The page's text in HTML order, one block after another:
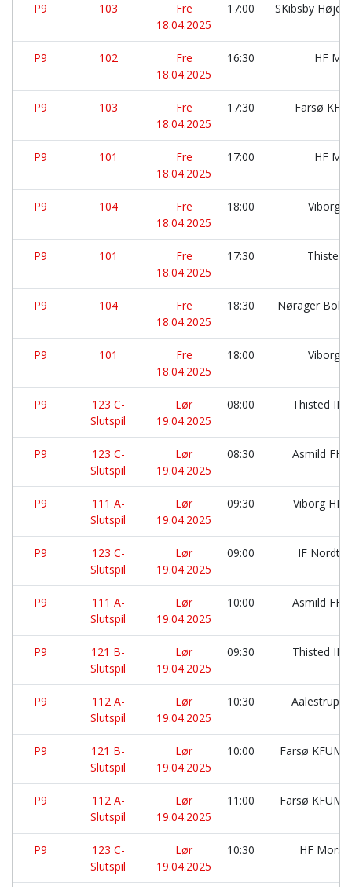
P9 103
Fre
18.04.2025
17:00 SKibsby
P9 102
Fre
18.04.2025
16:30 HF
P9 103
Fre
18.04.2025
17:30 Farsø
P9 101
Fre
18.04.2025
17:00 HF
P9 104
Fre
18.04.2025
18:00 Viborg
P9 101
Fre
18.04.2025
17:30 Thisted
P9 104
Fre
18.04.2025
18:30 Nørager
P9 101
Fre
18.04.2025
18:00 Viborg
P9
123 C-
Slutspil
Lør
19.04.2025
08:00 Thisted
P9
123 C-
Slutspil
Lør
19.04.2025
08:30 Asmild
P9
111 A-
Slutspil
Lør
19.04.2025
09:30 Viborg
P9
123 C-
Slutspil
Lør
19.04.2025
09:00 IF
P9
111 A-
Slutspil
Lør
19.04.2025
10:00 Asmild
P9
121 B-
Slutspil
Lør
19.04.2025
09:30 Thisted
P9
112 A-
Slutspil
Lør
19.04.2025
10:30 Aalestrup
P9
121 B-
Slutspil
Lør
19.04.2025
10:00 Farsø
P9
112 A-
Slutspil
Lør
19.04.2025
11:00 Farsø
P9
123 C-
Slutspil
Lør
19.04.2025
10:30 HF